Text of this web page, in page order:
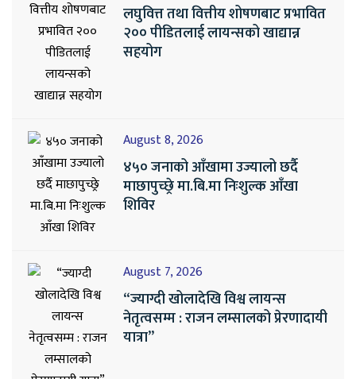
लघुवित्त तथा वित्तीय शोषणबाट प्रभावित
२०० पीडितलाई लायन्सको खाद्यान्न
सहयोग
August 8, 2026
४५० जनाको आँखामा उज्यालो छर्दै
माछापुच्छ्रे मा.बि.मा निःशुल्क आँखा
शिविर
August 7, 2026
“ज्याग्दी खोलादेखि विश्व लायन्स
नेतृत्वसम्म : राजन लम्सालको प्रेरणादायी
यात्रा”